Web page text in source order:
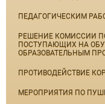
ПЕДАГОГИЧЕСКИМ
РЕШЕНИЕ КОМИССИИ
ПОСТУПАЮЩИХ НА
ОБРАЗОВАТЕЛЬНЫМ
ПРОТИВОДЕЙСТВИЕ
МЕРОПРИЯТИЯ ПО